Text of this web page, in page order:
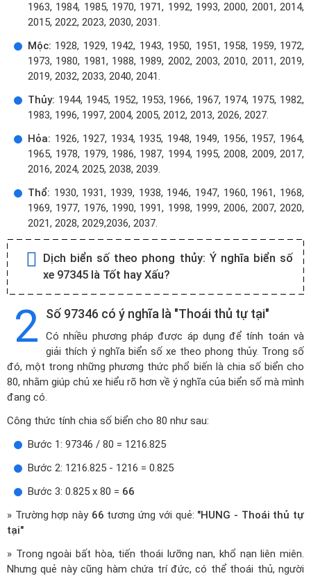
1963, 1984, 1985, 1970, 1971, 1992, 1993, 2000, 2001, 2014,
2015, 2022, 2023, 2030, 2031.
Mộc: 1928, 1929, 1942, 1943, 1950, 1951, 1958, 1959, 1972,
1973, 1980, 1981, 1988, 1989, 2002, 2003, 2010, 2011, 2019,
2019, 2032, 2033, 2040, 2041.
Thủy: 1944, 1945, 1952, 1953, 1966, 1967, 1974, 1975, 1982,
1983, 1996, 1997, 2004, 2005, 2012, 2013, 2026, 2027.
Hỏa: 1926, 1927, 1934, 1935, 1948, 1949, 1956, 1957, 1964,
1965, 1978, 1979, 1986, 1987, 1994, 1995, 2008, 2009, 2017,
2016, 2024, 2025, 2038, 2039.
Thổ: 1930, 1931, 1939, 1938, 1946, 1947, 1960, 1961, 1968,
1969, 1977, 1976, 1990, 1991, 1998, 1999, 2006, 2007, 2020,
2021, 2028, 2029,2036, 2037.
Dịch biển số theo phong thủy: Ý nghĩa biển số
xe 97345 là Tốt hay Xấu?
2 Số 97346 có ý nghĩa là "Thoái thủ tự tại"
Có nhiều phương pháp được áp dụng để tính toán và
giải thích ý nghĩa biển số xe theo phong thủy. Trong số
đó, một trong những phương thức phổ biến là chia số biển cho
80, nhằm giúp chủ xe hiểu rõ hơn về ý nghĩa của biển số mà mình
đang có.
Công thức tính chia số biển cho 80 như sau:
Bước 1: 97346 / 80 = 1216.825
Bước 2: 1216.825 - 1216 = 0.825
Bước 3: 0.825 x 80 = 66
» Trường hợp này 66 tương ứng với quẻ: "HUNG - Thoái thủ tự
tại"
» Trong ngoài bất hòa, tiến thoái lưỡng nan, khổ nạn liên miên.
Nhưng quẻ này cũng hàm chứa trí đức, có thể thoái thủ, người